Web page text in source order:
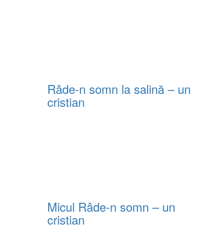
Râde-n somn la salină – un
cristian
Micul Râde-n somn – un
cristian